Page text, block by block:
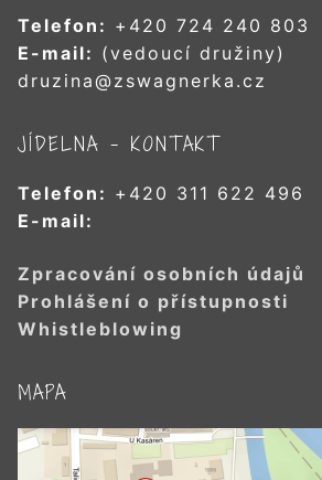
Telefon: +420 724 240 803
E-mail: (vedoucí družiny)
druzina@zswagnerka.cz
JÍDELNA – KONTAKT
Telefon: +420 311 622 496
E-mail:
Zpracování osobních údajů
Prohlášení o přístupnosti
Whistleblowing
MAPA